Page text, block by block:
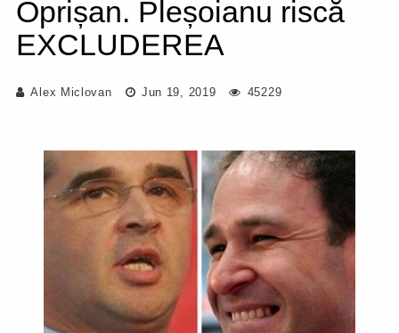
Oprișan. Pleșoianu riscă
EXCLUDEREA
Alex Miclovan Jun 19, 2019 45229